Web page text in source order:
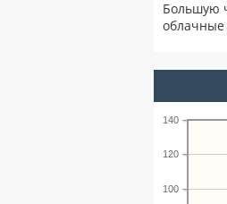
Большую
облачные
100
120
140